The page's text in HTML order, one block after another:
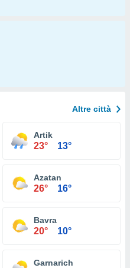
Altre città
Artik
23° 13°
Azatan
26° 16°
Bavra
20° 10°
Garnarich